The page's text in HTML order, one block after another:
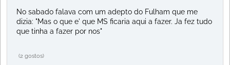
No sabado falava com um adepto do Fulham que me
dizia: "Mas o que e' que MS ficaria aqui a fazer. Ja fez tudo
que tinha a fazer por nos"
(2 gostos)